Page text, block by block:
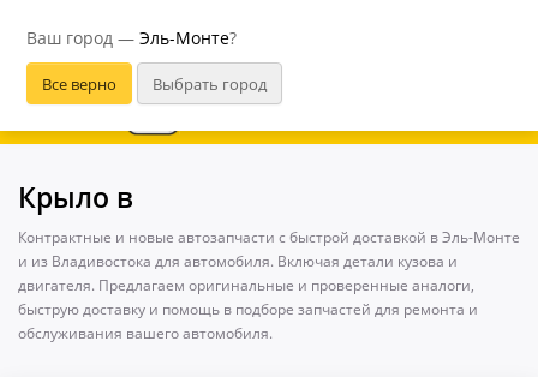
Ваш город — Эль-Монте?
В приложении удобнее
Крыло в
Контрактные и новые автозапчасти с быстрой доставкой в Эль-Монте
и из Владивостока для автомобиля. Включая детали кузова и
двигателя. Предлагаем оригинальные и проверенные аналоги,
быструю доставку и помощь в подборе запчастей для ремонта и
обслуживания вашего автомобиля.